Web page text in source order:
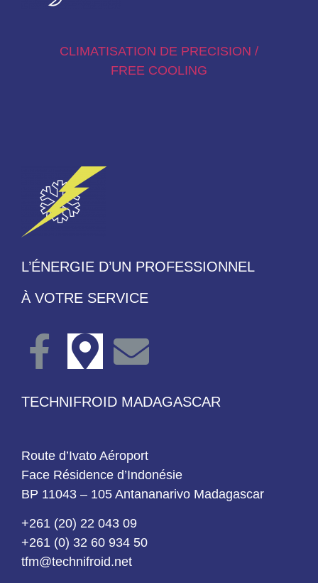
CLIMATISATION DE PRECISION /
FREE COOLING
L’ÉNERGIE D’UN PROFESSIONNEL
À VOTRE SERVICE
TECHNIFROID MADAGASCAR
Route d’Ivato Aéroport
Face Résidence d’Indonésie
BP 11043 – 105 Antananarivo Madagascar
+261 (20) 22 043 09
+261 (0) 32 60 934 50
tfm@technifroid.net